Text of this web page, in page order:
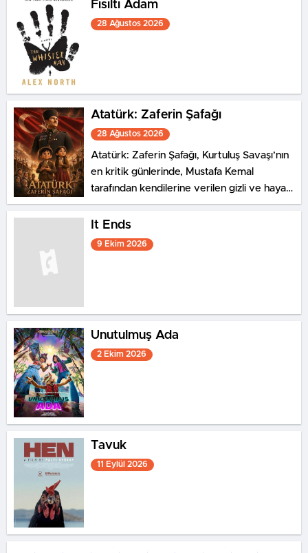
Fısıltı Adam
28 Ağustos 2026
Atatürk: Zaferin Şafağı
28 Ağustos 2026
Atatürk: Zaferin Şafağı, Kurtuluş Savaşı’nın
en kritik günlerinde, Mustafa Kemal
tarafından kendilerine verilen gizli ve hayati
bir görevi yerine getirmeye çalışan Ali ile
Ayşe’nin hikayesini konu ediyor.
It Ends
9 Ekim 2026
Unutulmuş Ada
2 Ekim 2026
Tavuk
11 Eylül 2026